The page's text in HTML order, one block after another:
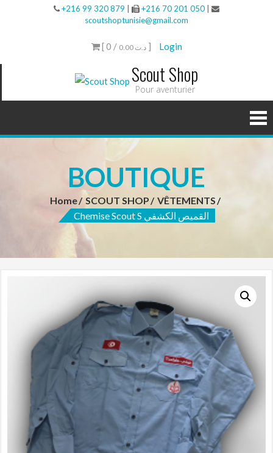
+216 99 320 879 +216 70 201 050
scoutshoptunisie@gmail.com
[ 0 / 0.00 د.ت] Login
Scout Shop
Pour aventurier
BOUTIQUE
Home SCOUT SHOP
VÊTEMENTS
Chemise Scout S القميص الكشفي